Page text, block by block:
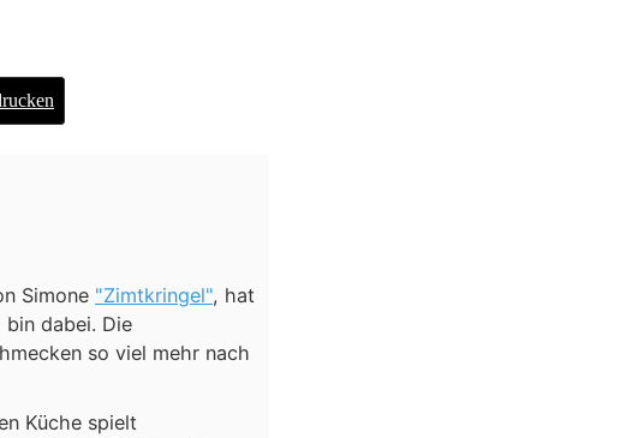
Simone "Zimtkringel", hat
bin dabei. Die
so viel mehr nach
Küche spielt